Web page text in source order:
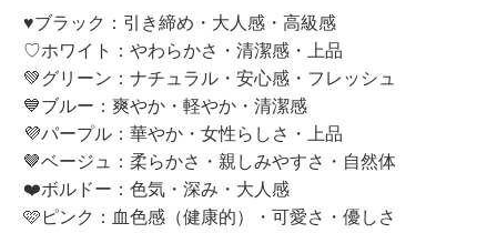
♥ブラック：引き締め・大人感・高級感
♡ホワイト：やわらかさ・清潔感・上品
💚グリーン：ナチュラル・安心感・フレッシュ
💙ブルー：爽やか・軽やか・清潔感
💜パープル：華やか・女性らしさ・上品
🤎ベージュ：柔らかさ・親しみやすさ・自然体
❤️ボルドー：色気・深み・大人感
🩷ピンク：血色感（健康的）・可愛さ・優しさ